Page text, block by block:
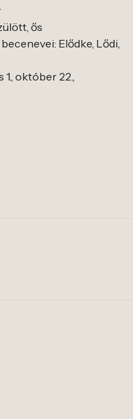
ős
Elődke, Lődi,
1., október 22.,